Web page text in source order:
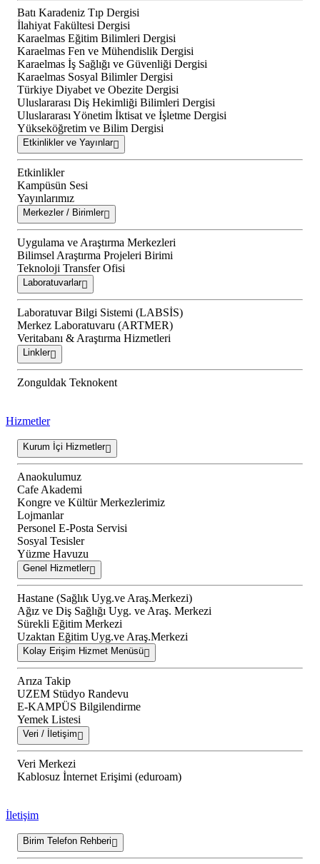
Batı Karadeniz Tıp Dergisi
İlahiyat Fakültesi Dergisi
Karaelmas Eğitim Bilimleri Dergisi
Karaelmas Fen ve Mühendislik Dergisi
Karaelmas İş Sağlığı ve Güvenliği Dergisi
Karaelmas Sosyal Bilimler Dergisi
Türkiye Diyabet ve Obezite Dergisi
Uluslararası Diş Hekimliği Bilimleri Dergisi
Uluslararası Yönetim İktisat ve İşletme Dergisi
Yükseköğretim ve Bilim Dergisi
Etkinlikler ve Yayınlar
Etkinlikler
Kampüsün Sesi
Yayınlarımız
Merkezler / Birimler
Uygulama ve Araştırma Merkezleri
Bilimsel Araştırma Projeleri Birimi
Teknoloji Transfer Ofisi
Laboratuvarlar
Laboratuvar Bilgi Sistemi (LABSİS)
Merkez Laboratuvaru (ARTMER)
Veritabanı & Araştırma Hizmetleri
Linkler
Zonguldak Teknokent
Hizmetler
Kurum İçi Hizmetler
Anaokulumuz
Cafe Akademi
Kongre ve Kültür Merkezlerimiz
Lojmanlar
Personel E-Posta Servisi
Sosyal Tesisler
Yüzme Havuzu
Genel Hizmetler
Hastane (Sağlık Uyg.ve Araş.Merkezi)
Ağız ve Diş Sağlığı Uyg. ve Araş. Merkezi
Sürekli Eğitim Merkezi
Uzaktan Eğitim Uyg.ve Araş.Merkezi
Kolay Erişim Hizmet Menüsü
Arıza Takip
UZEM Stüdyo Randevu
E-KAMPÜS Bilgilendirme
Yemek Listesi
Veri / İletişim
Veri Merkezi
Kablosuz İnternet Erişimi (eduroam)
İletişim
Birim Telefon Rehberi